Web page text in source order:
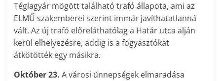
Téglagyár mögött található trafó állapota, ami az
ELMŰ szakemberei szerint immár javíthatatlanná
vált. Az új trafó előreláthatólag a Határ utca alján
kerül elhelyezésre, addig is a fogyasztókat
átkötötték egy másikra.
Október 23. A városi ünnepségek elmaradása